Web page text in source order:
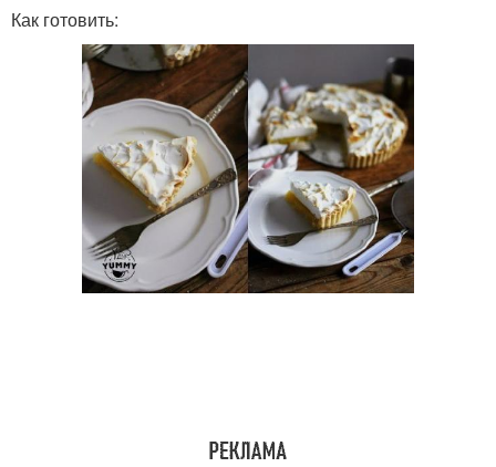
Как готовить: